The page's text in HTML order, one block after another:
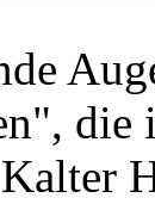
die